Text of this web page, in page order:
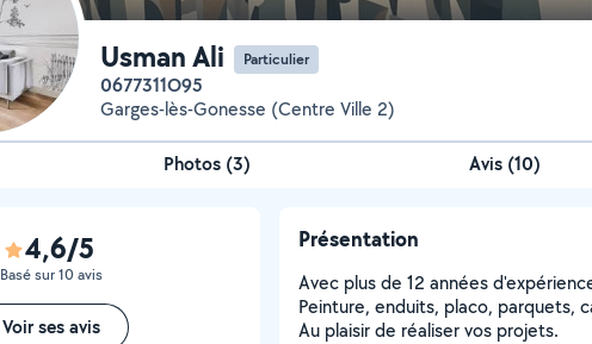
Usman Ali Particulier
0677311O95
Garges-lès-Gonesse (Centre Ville 2)
Photos (3) Avis (10)
4,6/5
Basé sur 10 avis
Voir ses avis
Présentation
Avec plus de 12 années
Peinture, enduits, placo, parquets,
Au plaisir de réaliser vos projets.